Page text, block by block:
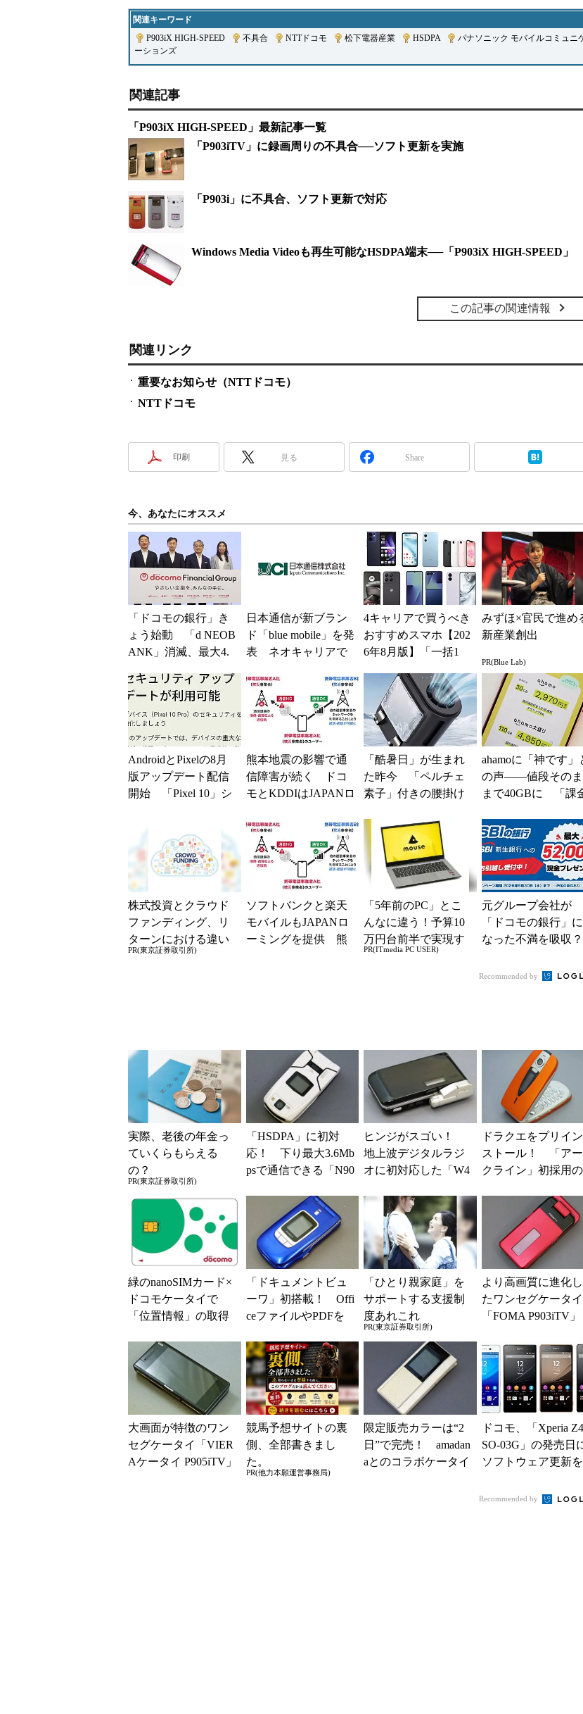
関連キーワード
P903iX HIGH-SPEED
不具合 NTTドコモ 松下電器産業 HSDPA|
パナソニック モバイルコミュニ
ーションズ
関連記事
「P903iX HIGH-SPEED」最新記事一覧
「P903iTV」に録画周りの不具合──ソフト更新を実施
「P903i」に不具合、ソフト更新で対応
Windows Media Videoも再生可能なHSDPA端末──「P903iX HIGH-SPEED」
この記事の関連情報
関連リンク
重要なお知らせ（NTTドコモ）
NTTドコモ
印刷 見る Share
今、あなたにオススメ
「ドコモの銀行」き
ょう始動 「d NEOB
ANK」消滅、最大4.
解説
日本通信が新ブラン
ド「blue mobile」を発
表 ネオキャリアで
4キャリアで買うべき
おすすめスマホ【202
6年8月版】「一括1
得なiPhone／...
みずほ×官民で進め
新産業創出
PR(Blue Lab)
AndroidとPixelの8月
版アップデート配信
開始 「Pixel 10」シ
熊本地震の影響で通
信障害が続く ドコ
モとKDDIはJAPANロ
無料Wi-Fi「00...
「酷暑日」が生まれ
た昨今 「ペルチェ
素子」付きの腰掛け
る？
ahamoに「神です」
の声――値段そのま
まで40GBに 「課
た」と戸惑いも
株式投資とクラウド
ファンディング、リ
ターンにおける違い
は？
PR(東京証券取引所)
ソフトバンクと楽天
モバイルもJAPANロ
ーミングを提供 熊
「5年前のPC」とこ
んなに違う！予算10
万円台前半で実現す
る快適PCライフ
PR(ITmedia PC USER)
元グループ会社が
「ドコモの銀行」に
なった不満を吸収？
BIの銀行」として最
Recommended by
実際、老後の年金っ
ていくらもらえる
の？
PR(東京証券取引所)
「HSDPA」に初対
応！ 下り最大3.6Mb
psで通信できる「N90
ヒンジがスゴい！
地上波デジタルラジ
オに初対応した「W4
タイ）
ドラクエをプリイン
ストール！ 「アー
クライン」初採用の
かしのケータイ）
緑のnanoSIMカード×
ドコモケータイで
「位置情報」の取得
ードの交換で対応
（一...
「ドキュメントビュ
ーワ」初搭載！ Offi
ceファイルやPDFを
MA SH900...
「ひとり親家庭」を
サポートする支援制
度あれこれ
PR(東京証券取引所)
より高画質に進化し
たワンセグケータイ
「FOMA P903iTV」
イ）
大画面が特徴のワン
セグケータイ「VIER
Aケータイ P905iTV」
競馬予想サイトの裏
側、全部書きまし
た。
PR(他力本願運営事務局)
限定販売カラーは“2
日”で完売！ amadan
aとのコラボケータイ
ドコモ、「Xperia Z4
SO-03G」の発売日
ソフトウェア更新を
Recommended by